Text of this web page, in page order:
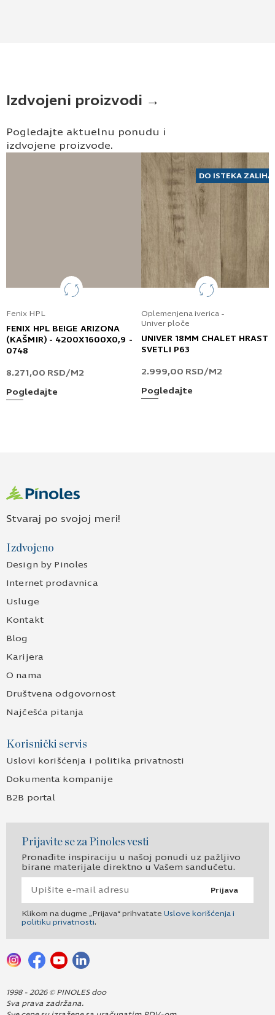
Izdvojeni proizvodi →
Pogledajte aktuelnu ponudu i
izdvojene proizvode.
Fenix HPL
FENIX HPL BEIGE ARIZONA
(KAŠMIR) - 4200X1600X0,9 -
0748
8.271,00 RSD/M2
Pogledajte
DO ISTEKA ZALIHA
Oplemenjena iverica -
Univer ploče
UNIVER 18MM CHALET HRAST
SVETLI P63
2.999,00 RSD/M2
Pogledajte
Stvaraj po svojoj meri!
Izdvojeno
Design by Pinoles
Internet prodavnica
Usluge
Kontakt
Blog
Karijera
O nama
Društvena odgovornost
Najčešća pitanja
Korisnički servis
Uslovi korišćenja i politika privatnosti
Dokumenta kompanije
B2B portal
Prijavite se za Pinoles vesti
Pronađite inspiraciju u našoj ponudi uz pažljivo
birane materijale direktno u Vašem sandučetu.
Prijava
Klikom na dugme „Prijava“ prihvatate Uslove korišćenja i
politiku privatnosti.
1998 - 2026 © PINOLES doo
Sva prava zadržana.